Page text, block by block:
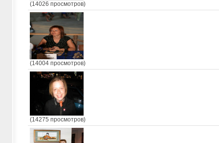
(14026 просмотров)
(14004 просмотров)
(14275 просмотров)